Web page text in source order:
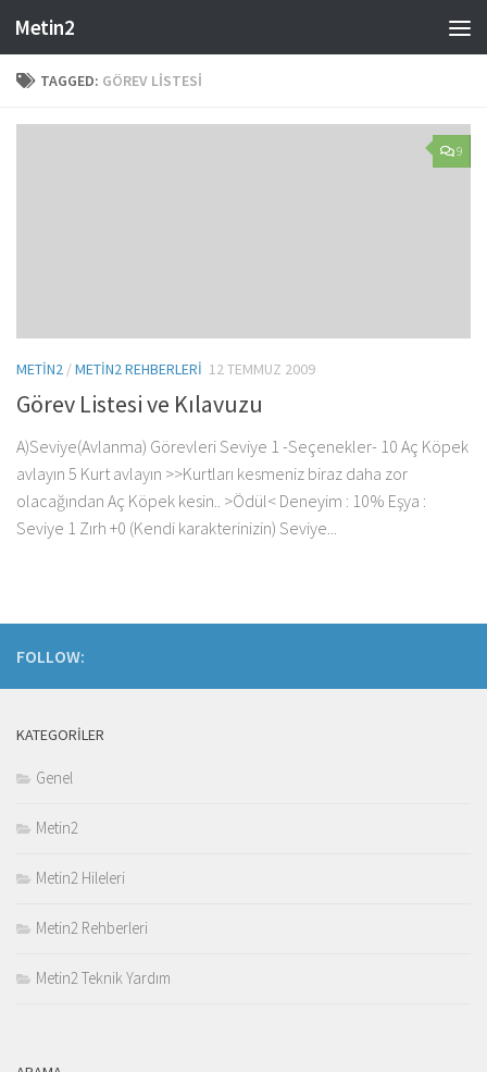
Skip to content
Metin2
TAGGED: GÖREV LISTESI
9
METIN2 /METIN2 REHBERLERI 12 TEMMUZ 2009
Görev Listesi ve Kılavuzu
A)Seviye(Avlanma) Görevleri Seviye 1 -Seçenekler- 10 Aç Köpek
avlayın 5 Kurt avlayın >>Kurtları kesmeniz biraz daha zor
olacağından Aç Köpek kesin.. >Ödül< Deneyim : 10% Eşya :
Seviye 1 Zırh +0 (Kendi karakterinizin) Seviye...
FOLLOW:
KATEGORILER
Genel
Metin2
Metin2 Hileleri
Metin2 Rehberleri
Metin2 Teknik Yardım